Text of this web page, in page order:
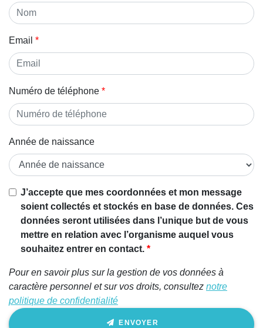
Email
Numéro de téléphone
Année de naissance
J’accepte que mes coordonnées et mon message
soient collectés et stockés en base de données. Ces
données seront utilisées dans l’unique but de vous
mettre en relation avec l’organisme auquel vous
souhaitez entrer en contact.
Pour en savoir plus sur la gestion de vos données à
caractère personnel et sur vos droits, consultez notre
politique de confidentialité
ENVOYER